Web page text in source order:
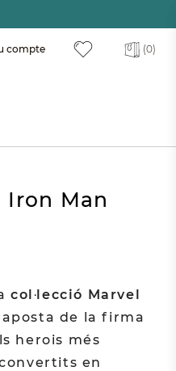
(0)
compte
Iron Man
col·lecció Marvel
de la firma
herois més
en